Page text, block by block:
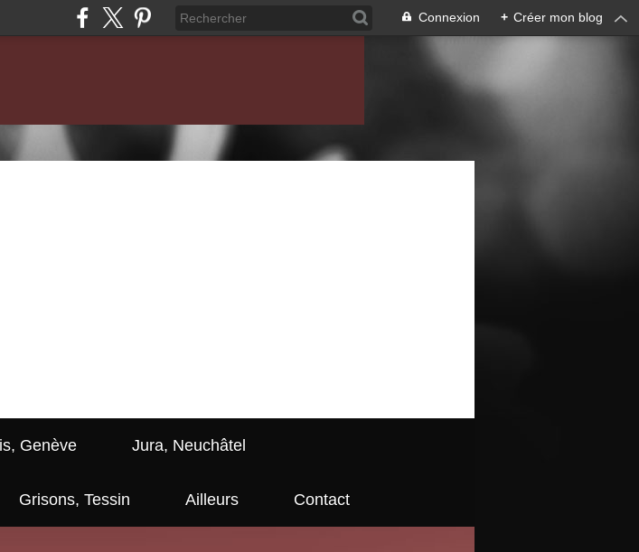
Connexion + Créer mon blog
Genève Jura, Neuchâtel
Grisons, Tessin Ailleurs Contact